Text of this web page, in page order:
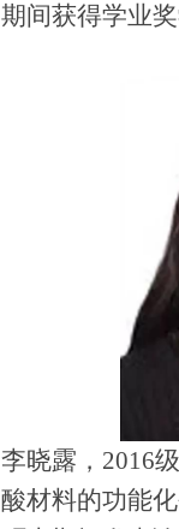
期间获得学业
李晓露， 2016
酸材料的功能